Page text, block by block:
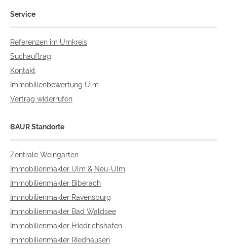
Service
Referenzen im Umkreis
Suchauftrag
Kontakt
Immobilienbewertung Ulm
Vertrag widerrufen
BAUR Standorte
Zentrale Weingarten
Immobilienmakler Ulm & Neu-Ulm
Immobilienmakler Biberach
Immobilienmakler Ravensburg
Immobilienmakler Bad Waldsee
Immobilienmakler Friedrichshafen
Immobilienmakler Riedhausen